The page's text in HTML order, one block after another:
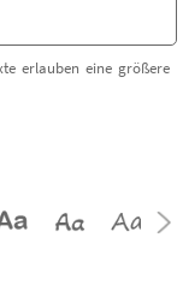
erlauben eine größere